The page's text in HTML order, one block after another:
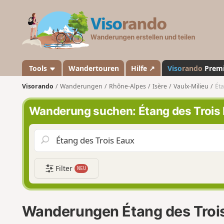
a
n
d
o
Tools Wandertouren Hilfe ↗ Visorando
Visorando Wanderungen Rhône-Alpes Isère Vaulx-Milieu
Wanderung suchen: Étang des Trois
Filter NEU
Wanderungen Étang des